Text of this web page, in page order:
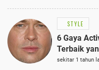
STYLE
6 Gaya
Terbaik
sekitar 1 tahun